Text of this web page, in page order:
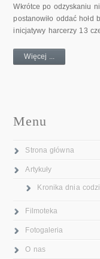
Wkrótce po odzyskaniu
postanowiło oddać hołd
inicjatywy harcerzy 13
Więcej ...
Menu
Strona główna
Artykuły
Kronika dnia
Filmoteka
Fotogaleria
O nas